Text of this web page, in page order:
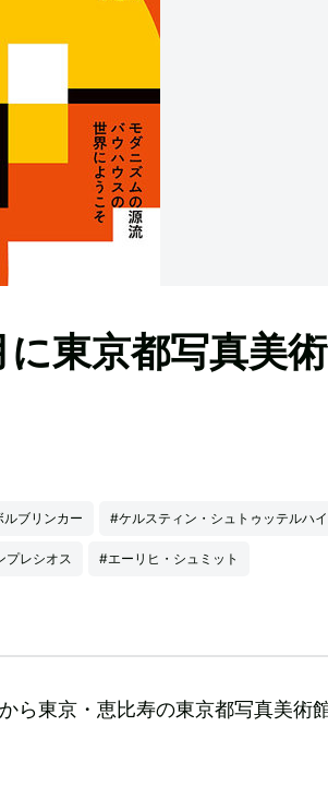
東京都写真美
ブリンカー #ケルスティン・シュトゥッテルハ
プレシオス #エーリヒ・シュミット
ら東京・恵比寿の東京都写真美術